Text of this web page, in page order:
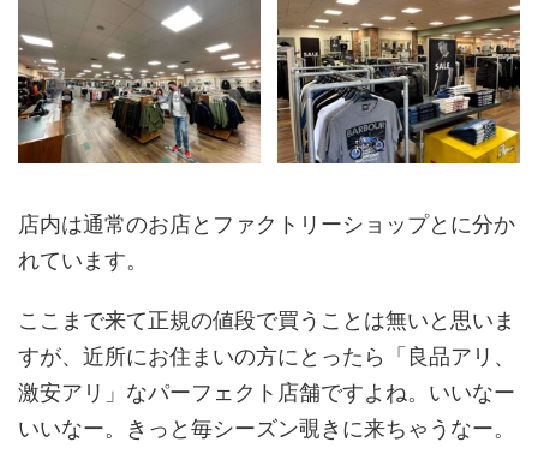
店内は通常のお店とファクトリーショップとに分か
れています。
ここまで来て正規の値段で買うことは無いと思いま
すが、近所にお住まいの方にとったら「良品アリ、
激安アリ」なパーフェクト店舗ですよね。いいなー
いいなー。きっと毎シーズン覗きに来ちゃうなー。